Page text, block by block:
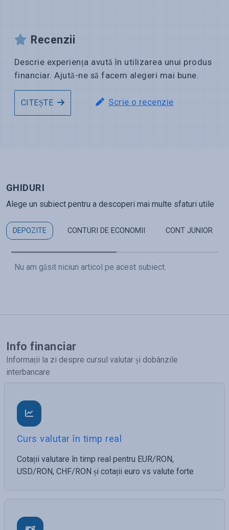
Recenzii
Descrie experiența avută în utilizarea unui produs
financiar. Ajută-ne să facem alegeri mai bune.
CITEȘTE Scrie o recenzie
GHIDURI
Alege un subiect pentru a descoperi mai multe sfaturi utile
DEPOZITE CONTURI DE ECONOMII CONT JUNIOR
Nu am găsit niciun articol pe acest subiect.
Info financiar
Informații la zi despre cursul valutar și dobânzile
interbancare
Curs valutar în timp real
Cotații valutare în timp real pentru EUR/RON,
USD/RON, CHF/RON și cotații euro vs valute forte